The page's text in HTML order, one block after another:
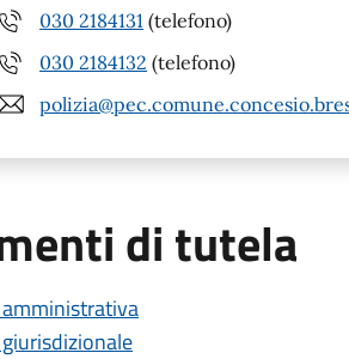
030 2184131 (telefono)
030 2184132 (telefono)
di tutela